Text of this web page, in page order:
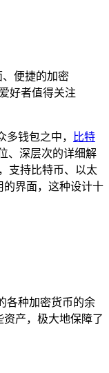
便捷的加密
好者值得关注
钱包之中，
比特
、深层次的详细解
支持比特币、以太
的界面，这种设计十
各种加密货币的余
产，极大地保障了